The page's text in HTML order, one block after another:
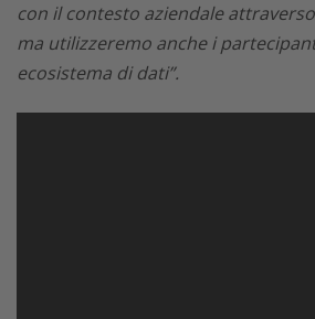
con il contesto aziendale
ma utilizzeremo anche i
ecosistema di dati”.